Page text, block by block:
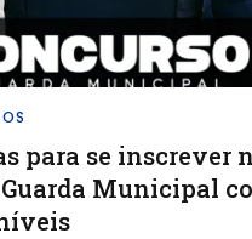
para se inscrever
Municipal